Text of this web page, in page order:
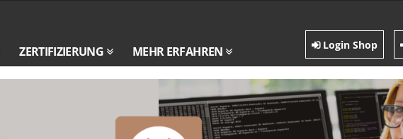
ZERTIFIZIERUNG MEHR ERFAHREN Login Shop